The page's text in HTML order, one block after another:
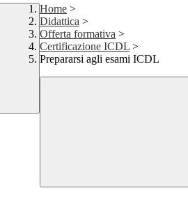
Home >
Didattica >
Offerta formativa >
Certificazione ICDL >
Prepararsi agli esami ICDL